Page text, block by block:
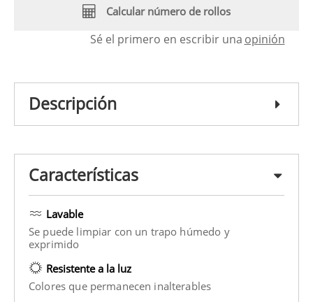
Calcular número de rollos
Sé el primero en escribir una opinión
Descripción
Características
Lavable
Se puede limpiar con un trapo húmedo y
exprimido
Resistente a la luz
Colores que permanecen inalterables